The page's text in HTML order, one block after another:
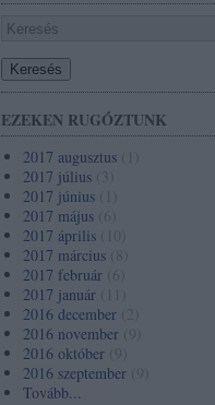
EZEKEN RUGÓZTUNK
2017 augusztus
2017 július
2017 június
2017 május
2017 április
2017 március
2017 február
2017 január
2016 december
2016 november
2016 október
2016 szeptember
Tovább...